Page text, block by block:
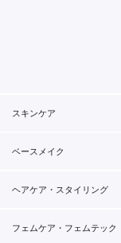
スキンケア
ベースメイク
ヘアケア・スタイリング
フェムケア・フェムテック